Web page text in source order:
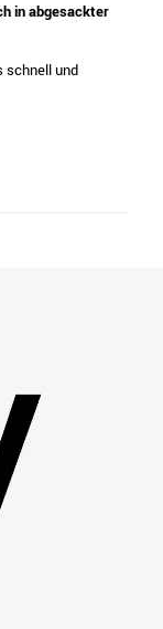
in abgesackter
schnell und